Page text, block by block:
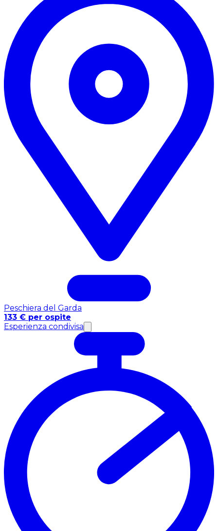
Peschiera del Garda
133 € per ospite
Esperienza condivisa